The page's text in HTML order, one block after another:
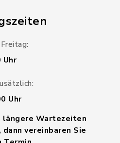
Uhr
Uhr
Wartezeiten
vereinbaren Sie